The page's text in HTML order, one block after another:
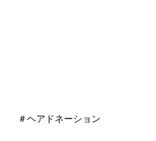
＃ヘアドネーション